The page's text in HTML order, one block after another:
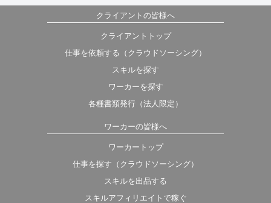
クライアントの皆様へ
クライアントトップ
仕事を依頼する（クラウドソーシング）
スキルを探す
ワーカーを探す
各種書類発行（法人限定）
ワーカーの皆様へ
ワーカートップ
仕事を探す（クラウドソーシング）
スキルを出品する
スキルアフィリエイトで稼ぐ